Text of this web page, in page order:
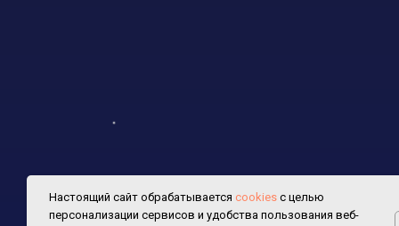
Настоящий сайт обрабатывается сookies с целью
персонализации сервисов и удобства пользования веб-